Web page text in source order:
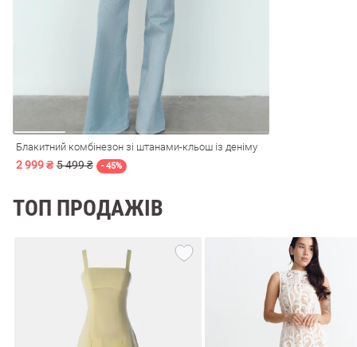
Блакитний комбінезон зі штанами-кльош із деніму
2 999 ₴ 5 499 ₴ - 45%
ТОП ПРОДАЖІВ